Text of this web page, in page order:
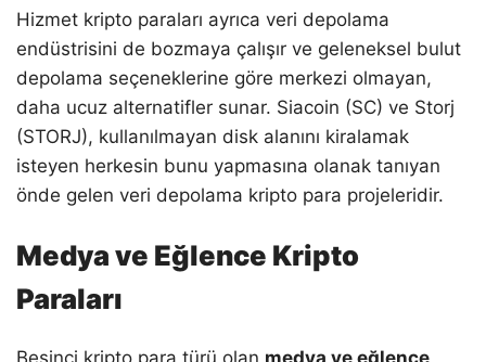
Hizmet kripto paraları ayrıca veri depolama
endüstrisini de bozmaya çalışır ve geleneksel bulut
depolama seçeneklerine göre merkezi olmayan,
daha ucuz alternatifler sunar. Siacoin (SC) ve Storj
(STORJ), kullanılmayan disk alanını kiralamak
isteyen herkesin bunu yapmasına olanak tanıyan
önde gelen veri depolama kripto para projeleridir.
Medya ve Eğlence Kripto
Paraları
Beşinci kripto para türü olan medya ve eğlence